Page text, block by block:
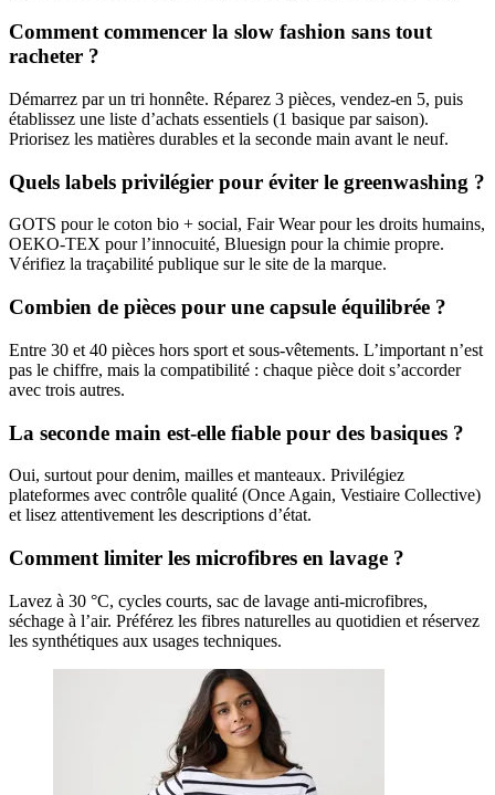
Comment commencer la slow fashion sans tout
racheter ?
Démarrez par un tri honnête. Réparez 3 pièces, vendez-en 5, puis
établissez une liste d’achats essentiels (1 basique par saison).
Priorisez les matières durables et la seconde main avant le neuf.
Quels labels privilégier pour éviter le greenwashing ?
GOTS pour le coton bio + social, Fair Wear pour les droits humains,
OEKO-TEX pour l’innocuité, Bluesign pour la chimie propre.
Vérifiez la traçabilité publique sur le site de la marque.
Combien de pièces pour une capsule équilibrée ?
Entre 30 et 40 pièces hors sport et sous-vêtements. L’important n’est
pas le chiffre, mais la compatibilité : chaque pièce doit s’accorder
avec trois autres.
La seconde main est-elle fiable pour des basiques ?
Oui, surtout pour denim, mailles et manteaux. Privilégiez
plateformes avec contrôle qualité (Once Again, Vestiaire Collective)
et lisez attentivement les descriptions d’état.
Comment limiter les microfibres en lavage ?
Lavez à 30 °C, cycles courts, sac de lavage anti-microfibres,
séchage à l’air. Préférez les fibres naturelles au quotidien et réservez
les synthétiques aux usages techniques.